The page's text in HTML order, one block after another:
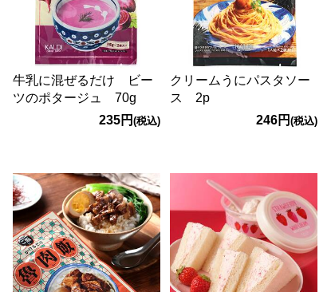
牛乳に混ぜるだけ ビー
ツのポタージュ 70g
235円(税込)
クリームうにパスタソー
ス 2p
246円 (税込)